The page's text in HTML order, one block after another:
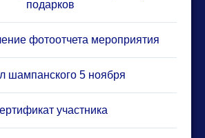
подарков
фотоотчета мероприятия
шампанского 5 ноября
участника